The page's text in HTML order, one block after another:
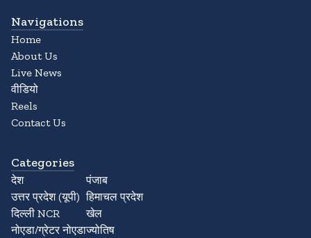
Navigations
Home
About Us
Live News
वीडियो
Reels
Contact Us
Categories
देश
उत्तर प्रदेश (यूपी)
दिल्ली NCR
नोएडा/ग्रेटर नोएडा
पंजाब
हिमाचल प्रदेश
खेल
ज्योतिष